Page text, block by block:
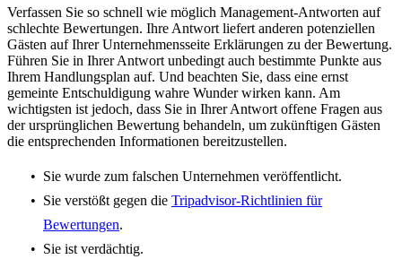
Verfassen Sie so schnell wie möglich Management-Antworten auf
schlechte Bewertungen. Ihre Antwort liefert anderen potenziellen
Gästen auf Ihrer Unternehmensseite Erklärungen zu der Bewertung.
Führen Sie in Ihrer Antwort unbedingt auch bestimmte Punkte aus
Ihrem Handlungsplan auf. Und beachten Sie, dass eine ernst
gemeinte Entschuldigung wahre Wunder wirken kann. Am
wichtigsten ist jedoch, dass Sie in Ihrer Antwort offene Fragen aus
der ursprünglichen Bewertung behandeln, um zukünftigen Gästen
die entsprechenden Informationen bereitzustellen.
Sie wurde zum falschen Unternehmen veröffentlicht.
Sie verstößt gegen die Tripadvisor-Richtlinien für
Bewertungen.
Sie ist verdächtig.